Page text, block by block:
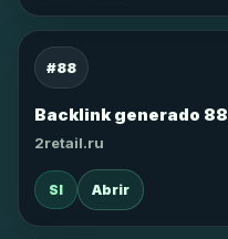
#88
Backlink generado 88
2retail.ru
SI Abrir